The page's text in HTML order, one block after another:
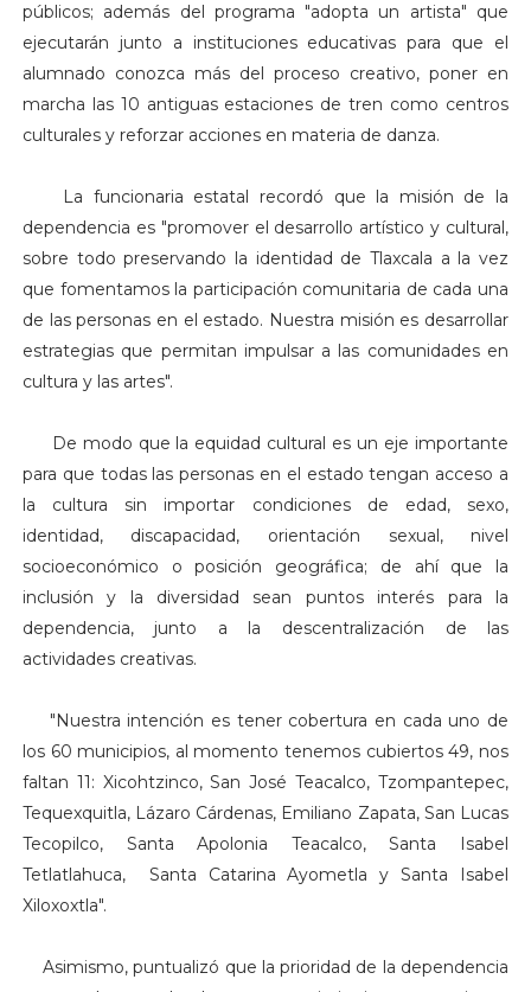
públicos; además del programa "adopta un artista" que
ejecutarán junto a instituciones educativas para que el
alumnado conozca más del proceso creativo, poner en
marcha las 10 antiguas estaciones de tren como centros
culturales y reforzar acciones en materia de danza.
La funcionaria estatal recordó que la misión de la
dependencia es "promover el desarrollo artístico y cultural,
sobre todo preservando la identidad de Tlaxcala a la vez
que fomentamos la participación comunitaria de cada una
de las personas en el estado. Nuestra misión es desarrollar
estrategias que permitan impulsar a las comunidades en
cultura y las artes".
De modo que la equidad cultural es un eje importante
para que todas las personas en el estado tengan acceso a
la cultura sin importar condiciones de edad, sexo,
identidad, discapacidad, orientación sexual, nivel
socioeconómico o posición geográfica; de ahí que la
inclusión y la diversidad sean puntos interés para la
dependencia, junto a la descentralización de las
actividades creativas.
"N uestra intención es tener cobertura en cada uno de
los 60 municipios, al momento tenemos cubiertos 49, nos
faltan 11: Xicohtzinco, San José Teacalco, Tzompantepec,
Tequexquitla, Lázaro Cárdenas, Emiliano Zapata, San Lucas
Tecopilco, Santa Apolonia Teacalco, Santa Isabel
Tetlatlahuca, Santa Catarina Ayometla y Santa Isabel
Xiloxoxtla".
Asimismo, puntualizó que la prioridad de la dependencia